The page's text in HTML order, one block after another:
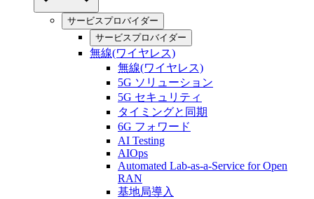
サービスプロバイダー
サービスプロバイダー
無線(ワイヤレス)
無線(ワイヤレス)
5G ソリューション
5G セキュリティ
タイミングと同期
6G フォワード
AI Testing
AIOps
Automated Lab-as-a-Service for Open
RAN
基地局導入